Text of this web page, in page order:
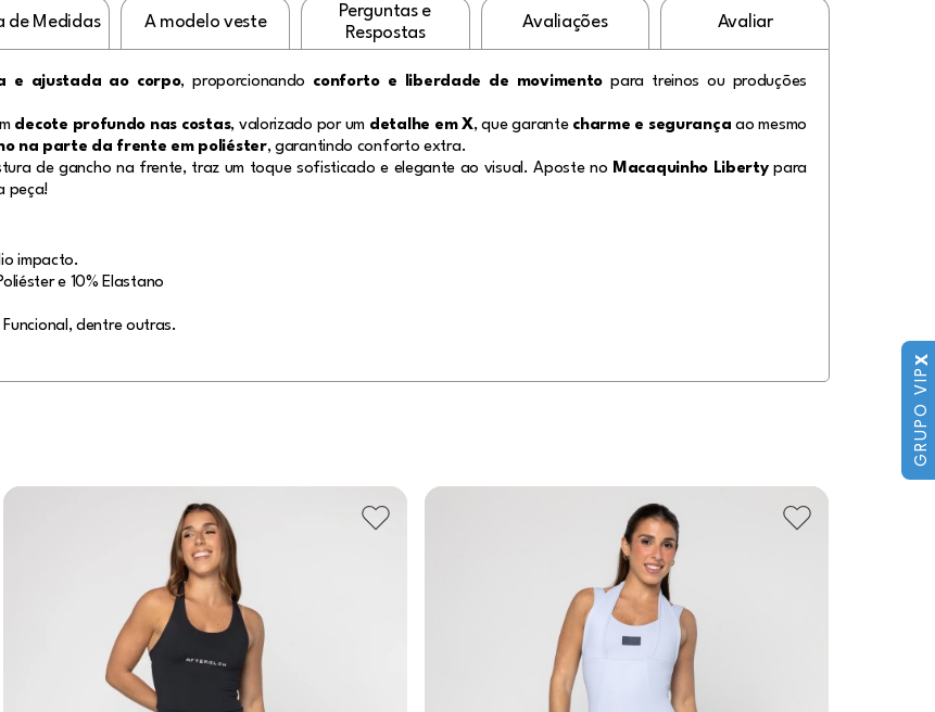
de Medidas A modelo veste
Perguntas e
Respostas
Avaliações Avaliar
e ajustada ao corpo, proporcionando conforto e liberdade de movimento para treinos ou produções
decote profundo nas costas, valorizado por um detalhe em X, que garante charme e segurança ao mesmo
na parte da frente em poliéster, garantindo conforto extra.
de gancho na frente, traz um toque sofisticado e elegante ao visual. Aposte no Macaquinho Libertypara
peça!
impacto.
e 10% Elastano
dentre outras.
GRUPO VIP
X